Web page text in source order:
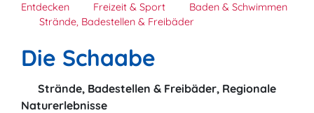
Entdecken
Freizeit & Sport
Baden & Schwimmen
Strände, Badestellen & Freibäder
Die Schaabe
Strände, Badestellen & Freibäder, Regionale
Naturerlebnisse